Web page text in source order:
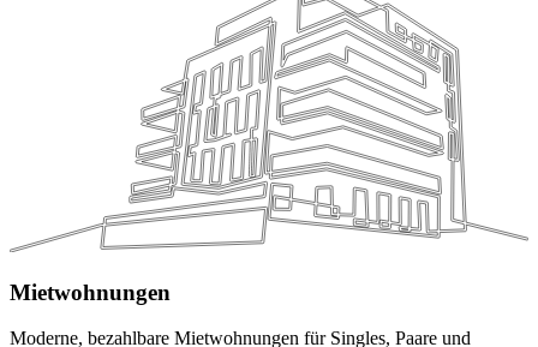
Mietwohnungen
Moderne, bezahlbare Mietwohnungen für Singles, Paare und